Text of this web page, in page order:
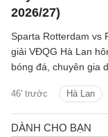
2026/27)
46' trước Hà Lan
Sparta Rotterdam vs
giải VĐQG Hà Lan
bóng đá, chuyên gia